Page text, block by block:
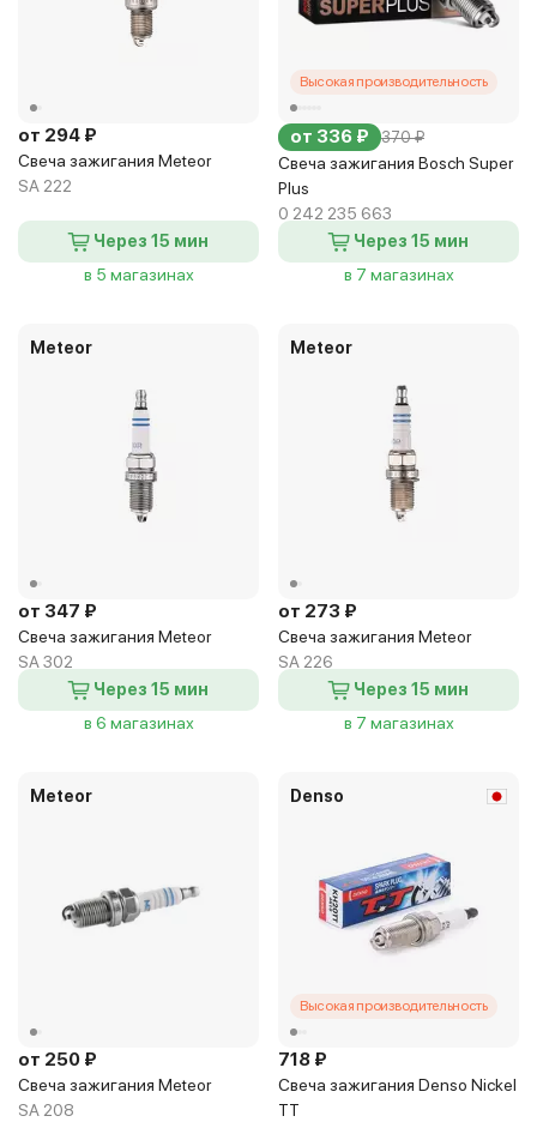
от 294 ₽
Свеча зажигания Meteor
SA 222
Через 15 мин
в 5 магазинах
Высокая производительность
от 336 ₽ 370 ₽
Свеча зажигания Bosch Super
Plus
0 242 235 663
Через 15 мин
в 7 магазинах
Meteor
от 347 ₽
Свеча зажигания Meteor
SA 302
Через 15 мин
в 6 магазинах
Meteor
от 273 ₽
Свеча зажигания Meteor
SA 226
Через 15 мин
в 7 магазинах
Meteor
от 250 ₽
Свеча зажигания Meteor
SA 208
Denso
Высокая производительность
718 ₽
Свеча зажигания Denso Nickel
TT